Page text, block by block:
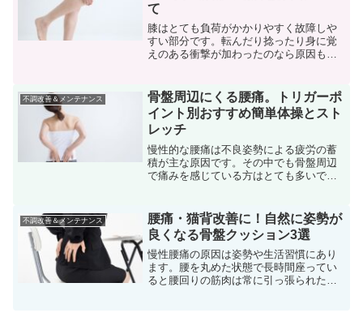
て
膝はとても負荷がかかりやすく故障しや
すい部分です。転んだり捻ったり身に覚
えのある衝撃が加わったのなら原因も分
キッとした痛みの時もあります。階段を
上り下りなど決まった動作...
不調改善＆メンテナンス
骨盤周辺にくる腰痛。トリガーポ
イント別おすすめ簡単体操とスト
レッチ
慢性的な腰痛は不良姿勢による疲労の蓄
積が主な原因です。その中でも骨盤周辺
で痛みを感じている方はとても多いです
体操について書いていきます。腰のトリ
ガーポイント慢性的な腰痛...
不調改善＆メンテナンス
腰痛・猫背改善に！自然に姿勢が
良くなる骨盤クッション3選
慢性腰痛の原因は姿勢や生活習慣にあり
ます。腰を丸めた状態で長時間座ってい
ると腰回りの筋肉は常に引っ張られた状